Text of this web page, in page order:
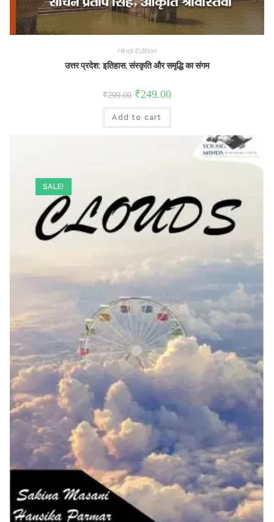
Hindi Edition
उत्तर प्रदेश: इतिहास, संस्कृति और समृद्धि का संगम
₹299.00 Original
price
was:
₹299.00.
₹249.00Current
is:
Add to cart
SALE!